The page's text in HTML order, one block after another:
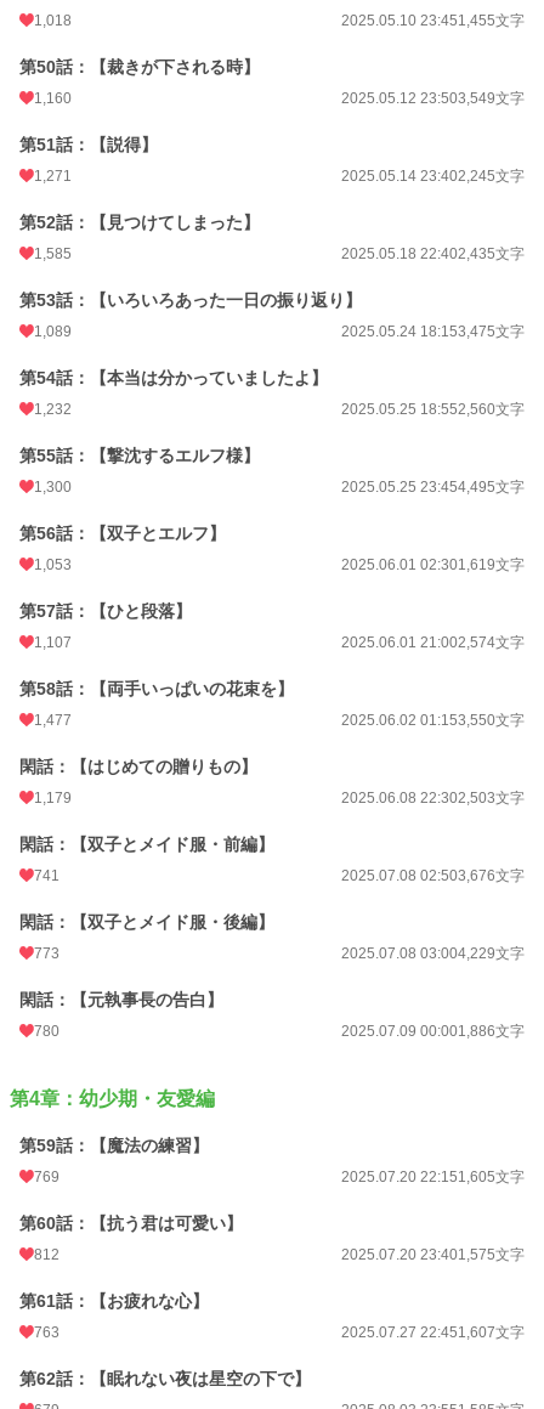
1,018 2025.05.10 23:451,455文字
第50話：【裁きが下される時】
1,160 2025.05.12 23:503,549文字
第51話：【説得】
1,271 2025.05.14 23:402,245文字
第52話：【見つけてしまった】
1,585 2025.05.18 22:402,435文字
第53話：【いろいろあった一日の振り返り】
1,089 2025.05.24 18:153,475文字
第54話：【本当は分かっていましたよ】
1,232 2025.05.25 18:552,560文字
第55話：【撃沈するエルフ様】
1,300 2025.05.25 23:454,495文字
第56話：【双子とエルフ】
1,053 2025.06.01 02:301,619文字
第57話：【ひと段落】
1,107 2025.06.01 21:002,574文字
第58話：【両手いっぱいの花束を】
1,477 2025.06.02 01:153,550文字
閑話：【はじめての贈りもの】
1,179 2025.06.08 22:302,503文字
閑話：【双子とメイド服・前編】
741 2025.07.08 02:503,676文字
閑話：【双子とメイド服・後編】
773 2025.07.08 03:004,229文字
閑話：【元執事長の告白】
780 2025.07.09 00:001,886文字
第4章：幼少期・友愛編
第59話：【魔法の練習】
769 2025.07.20 22:151,605文字
第60話：【抗う君は可愛い】
812 2025.07.20 23:401,575文字
第61話：【お疲れな心】
763 2025.07.27 22:451,607文字
第62話：【眠れない夜は星空の下で】